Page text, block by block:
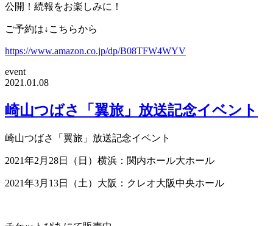
公開！続報をお楽しみに！
ご予約は↓こちらから
https://www.amazon.co.jp/dp/B08TFW4WYV
event
2021.01.08
崎山つばさ「翼旅」放送記念イベント
崎山つばさ「翼旅」放送記念イベント
2021年2月28日（日）横浜：関内ホール大ホール
2021年3月13日（土）大阪：クレオ大阪中央ホール